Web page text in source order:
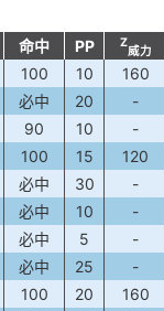
命中 PP Z
威力
100 10 160
必中 20 -
90 10 -
100 15 120
必中 30 -
必中 10 -
必中 5 -
必中 25 -
100 20 160